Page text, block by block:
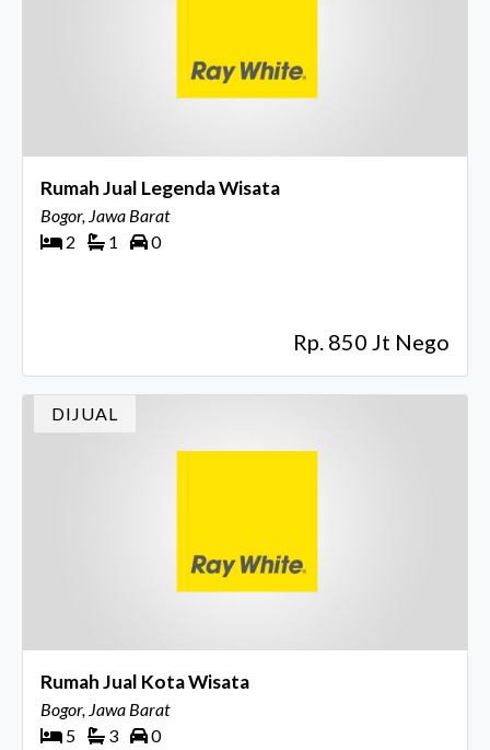
Rumah Jual Legenda Wisata
Bogor, Jawa Barat
2
1 0
Rp. 850 Jt Nego
DIJUAL
Rumah Jual Kota Wisata
Bogor, Jawa Barat
5
3 0